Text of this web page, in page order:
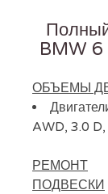
BMW 6
ОБЪЕМЫ
AWD, 3.0
РЕМОНТ
ПОДВЕСКИ